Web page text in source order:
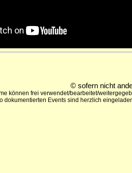
© sofern nicht
können frei verwendet/bearbeitet/
dokumentierten Events sind herzlich